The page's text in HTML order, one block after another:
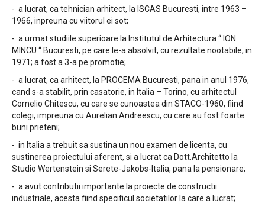
- a lucrat, ca tehnician arhitect, la ISCAS Bucuresti, intre 1963 –
1966, inpreuna cu viitorul ei sot;
- a urmat studiile superioare la Institutul de Arhitectura “ ION
MINCU “ Bucuresti, pe care le-a absolvit, cu rezultate nootabile, in
1971; a fost a 3-a pe promotie;
- a lucrat, ca arhitect, la PROCEMA Bucuresti, pana in anul 1976,
cand s-a stabilit, prin casatorie, in Italia – Torino, cu arhitectul
Cornelio Chitescu, cu care se cunoastea din STACO-1960, fiind
colegi, impreuna cu Aurelian Andreescu, cu care au fost foarte
buni prieteni;
- in Italia a trebuit sa sustina un nou examen de licenta, cu
sustinerea proiectului aferent, si a lucrat ca Dott.Architetto la
Studio Wertenstein si Serete-Jakobs-Italia, pana la pensionare;
- a avut contributii importante la proiecte de constructii
industriale, acesta fiind specificul societatilor la care a lucrat;